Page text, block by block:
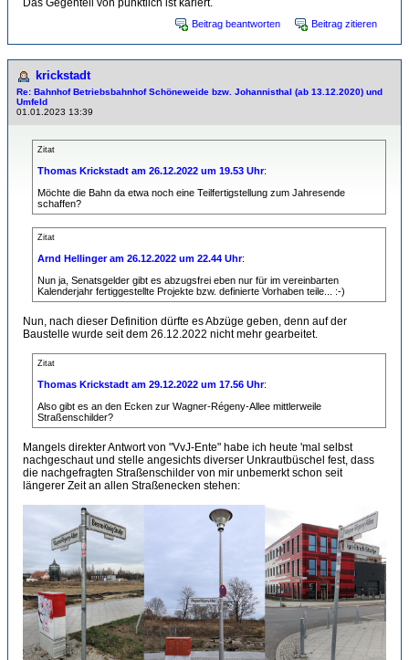
Das Gegenteil von pünktlich ist kariert.
Beitrag beantworten Beitrag zitieren
krickstadt
Re: Bahnhof Betriebsbahnhof Schöneweide bzw. Johannisthal (ab 13.12.2020) und
Umfeld
01.01.2023 13:39
Zitat
Thomas Krickstadt am 26.12.2022 um 19.53 Uhr:
Möchte die Bahn da etwa noch eine Teilfertigstellung zum Jahresende
schaffen?
Zitat
Arnd Hellinger am 26.12.2022 um 22.44 Uhr:
Nun ja, Senatsgelder gibt es abzugsfrei eben nur für im vereinbarten
Kalenderjahr fertiggestellte Projekte bzw. definierte Vorhaben teile... :-)
Nun, nach dieser Definition dürfte es Abzüge geben, denn auf der
Baustelle wurde seit dem 26.12.2022 nicht mehr gearbeitet.
Zitat
Thomas Krickstadt am 29.12.2022 um 17.56 Uhr:
Also gibt es an den Ecken zur Wagner-Régeny-Allee mittlerweile
Straßenschilder?
Mangels direkter Antwort von "VvJ-Ente" habe ich heute 'mal selbst
nachgeschaut und stelle angesichts diverser Unkrautbüschel fest, dass
die nachgefragten Straßenschilder von mir unbemerkt schon seit
längerer Zeit an allen Straßenecken stehen: